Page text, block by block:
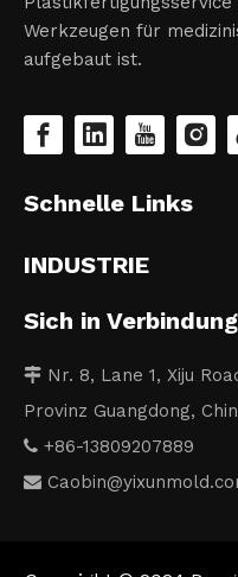
Werkzeugen für
aufgebaut ist.
Schnelle Links
INDUSTRIE
Sich in
 Nr. 8, Lane 1, Xiju
Provinz Guangdong,
 +86-13809207889
 Caobin